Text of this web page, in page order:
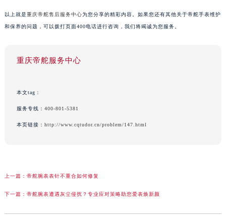
以上就是重庆帝舵售后服务中心为您分享的精彩内容。如果您还有其他关于帝舵手表维护
和保养的问题，可以拨打页面400电话进行咨询，我们将竭诚为您服务。
重庆帝舵服务中心
本文tag：
服务专线： 400-801-5381
本页链接： http://www.cqtudor.cn/problem/147.html
上一篇： 帝舵腕表表针不重合如何修复
下一篇： 帝舵腕表遭遇灰尘侵扰？专业应对策略助您爱表焕新颜